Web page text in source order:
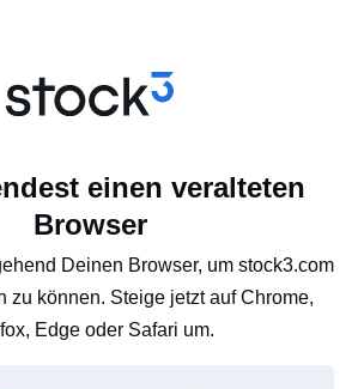
einen veralteten
Browser
Deinen Browser, um stock3.com
zu können. Steige jetzt auf Chrome,
Edge oder Safari um.